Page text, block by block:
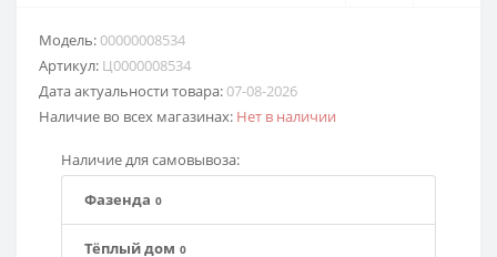
Модель:00000008534
Артикул: Ц0000008534
Дата актуальности товара:07-08-2026
Наличие во всех магазинах: Нет в наличии
Наличие для самовывоза:
Фазенда 0
Тёплый дом 0